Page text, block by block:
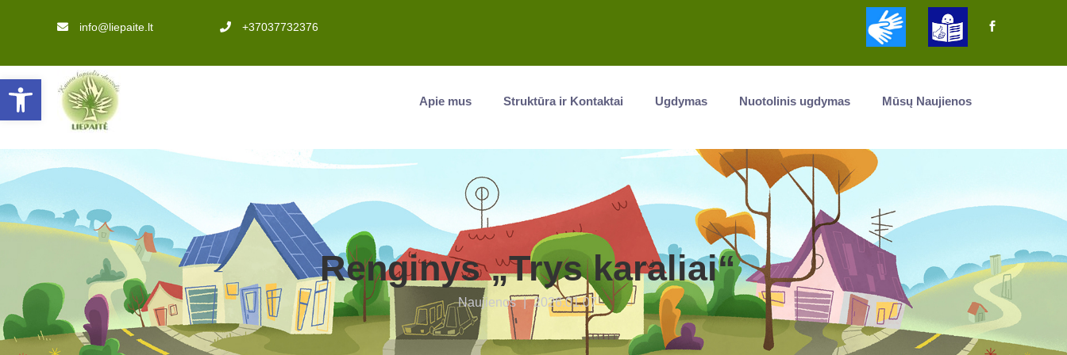
Open toolbar
info@liepaite.lt +37037732376
Apie mus Struktūra ir Kontaktai Ugdymas Nuotolinis ugdymas Mūsų Naujienos
Renginys „Trys karaliai“
Naujienos | 2026.01.07